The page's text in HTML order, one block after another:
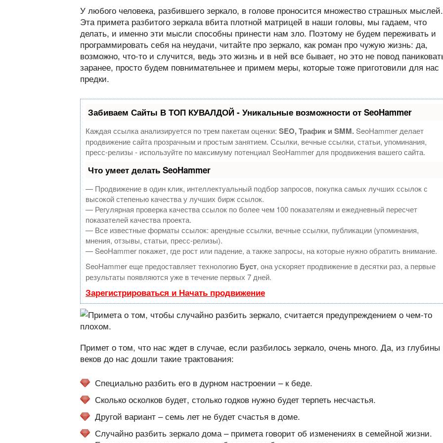
У любого человека, разбившего зеркало, в голове проносится множество страшных мыслей.
Эта примета разбитого зеркала вбита плотной матрицей в наши головы, мы гадаем, что
делать, и именно эти мысли способны принести нам зло. Поэтому не будем переживать и
программировать себя на неудачи, читайте про зеркало, как роман про чужую жизнь: да,
возможно, что-то и случится, ведь это жизнь и в ней все бывает, но это не повод
заранее, просто будем повнимательнее и примем меры, которые тоже приготовили для нас
предки.
Забиваем Сайты В ТОП КУВАЛДОЙ - Уникальные возможности от SeoHammer
Каждая ссылка анализируется по трем пакетам оценки: SEO, Трафик и SMM.SeoHammer делает
продвижение сайта прозрачным и простым занятием. Ссылки, вечные ссылки, статьи, упоминания,
пресс-релизы - используйте по максимуму потенциал SeoHammer для продвижения вашего сайта.
Что умеет делать SeoHammer
— Продвижение в один клик, интеллектуальный подбор запросов, покупка самых лучших ссылок с
высокой степенью качества у лучших бирж ссылок.
— Регулярная проверка качества ссылок по более чем 100 показателям и ежедневный пересчет
показателей качества проекта.
— Все известные форматы ссылок: арендные ссылки, вечные ссылки, публикации (упоминания,
мнения, отзывы, статьи, пресс-релизы).
— SeoHammer покажет, где рост или падение, а также запросы, на которые нужно обратить внимание.
SeoHammer еще предоставляет технологию Буст, она ускоряет продвижение в десятки раз, а первые
результаты появляются уже в течение первых 7 дней.
Зарегистрироваться и Начать продвижение
Примет о том, что нас ждет в случае, если разбилось зеркало, очень много. Да, из глубины
веков до нас дошли такие трактования:
Специально разбить его в дурном настроении – к беде.
Сколько осколков будет, столько годков нужно будет терпеть несчастья.
Другой вариант – семь лет не будет счастья в доме.
Случайно разбить зеркало дома – примета говорит об изменениях в семейной жизни.